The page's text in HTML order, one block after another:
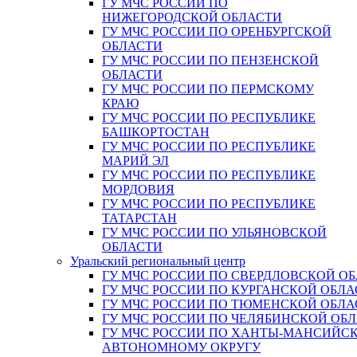
ГУ МЧС РОССИИ ПО
НИЖЕГОРОДСКОЙ ОБЛАСТИ
ГУ МЧС РОССИИ ПО ОРЕНБУРГСКОЙ
ОБЛАСТИ
ГУ МЧС РОССИИ ПО ПЕНЗЕНСКОЙ
ОБЛАСТИ
ГУ МЧС РОССИИ ПО ПЕРМСКОМУ
КРАЮ
ГУ МЧС РОССИИ ПО РЕСПУБЛИКЕ
БАШКОРТОСТАН
ГУ МЧС РОССИИ ПО РЕСПУБЛИКЕ
МАРИЙ ЭЛ
ГУ МЧС РОССИИ ПО РЕСПУБЛИКЕ
МОРДОВИЯ
ГУ МЧС РОССИИ ПО РЕСПУБЛИКЕ
ТАТАРСТАН
ГУ МЧС РОССИИ ПО УЛЬЯНОВСКОЙ
ОБЛАСТИ
Уральский региональный центр
ГУ МЧС РОССИИ ПО СВЕРДЛОВСКОЙ
ГУ МЧС РОССИИ ПО КУРГАНСКОЙ
ГУ МЧС РОССИИ ПО ТЮМЕНСКОЙ
ГУ МЧС РОССИИ ПО ЧЕЛЯБИНСКОЙ
ГУ МЧС РОССИИ ПО ХАНТЫ-
АВТОНОМНОМУ ОКРУГУ